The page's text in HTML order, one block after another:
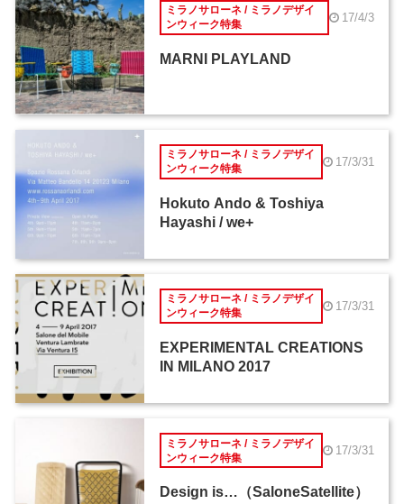
ミラノサローネ / ミラノデザイ
ンウィーク特集
17/4/3
MARNI PLAYLAND
ミラノサローネ / ミラノデザイ
ンウィーク特集
17/3/31
Hokuto Ando & Toshiya
Hayashi / we+
ミラノサローネ / ミラノデザイ
ンウィーク特集
17/3/31
EXPERIMENTAL CREATIONS
IN MILANO 2017
ミラノサローネ / ミラノデザイ
ンウィーク特集
17/3/31
Design is…（SaloneSatellite）